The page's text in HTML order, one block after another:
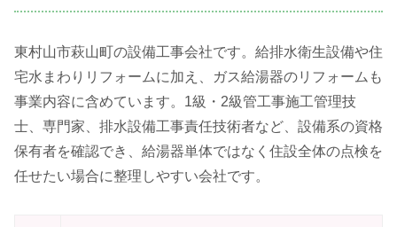
東村山市萩山町の設備工事会社です。給排水衛生設備や住
宅水まわりリフォームに加え、ガス給湯器のリフォームも
事業内容に含めています。1級・2級管工事施工管理技
士、専門家、排水設備工事責任技術者など、設備系の資格
保有者を確認でき、給湯器単体ではなく住設全体の点検を
任せたい場合に整理しやすい会社です。